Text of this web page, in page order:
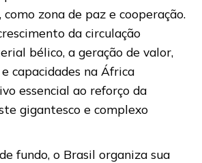
zona de paz e cooperação.
da circulação
bélico, a geração de valor,
capacidades na África
essencial ao reforço da
gigantesco e complexo
fundo, o Brasil organiza sua